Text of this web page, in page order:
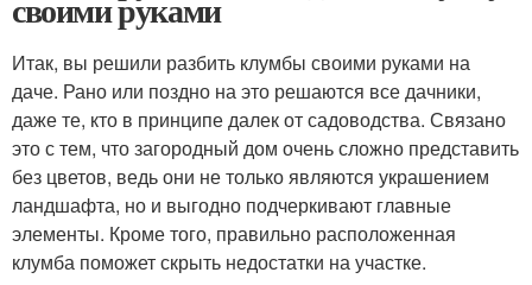
своими руками
Итак, вы решили разбить клумбы своими руками на
даче. Рано или поздно на это решаются все дачники,
даже те, кто в принципе далек от садоводства. Связано
это с тем, что загородный дом очень сложно представить
без цветов, ведь они не только являются украшением
ландшафта, но и выгодно подчеркивают главные
элементы. Кроме того, правильно расположенная
клумба поможет скрыть недостатки на участке.